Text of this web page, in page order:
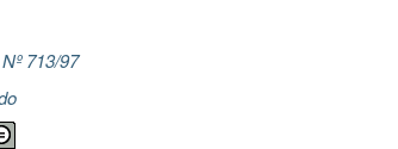
713/97